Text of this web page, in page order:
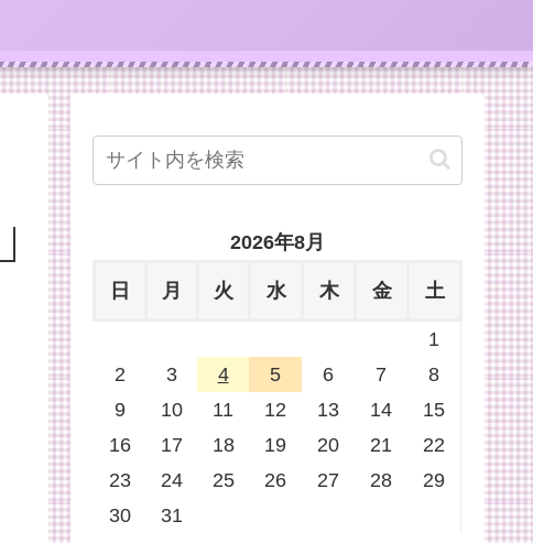
2026年8月
日 月 火 水 木 金 土
1
2
3 4 5 6 7
8
9
10 11 12 13 14
15
16
17 18 19 20 21
22
23
24 25 26 27 28
29
30
31